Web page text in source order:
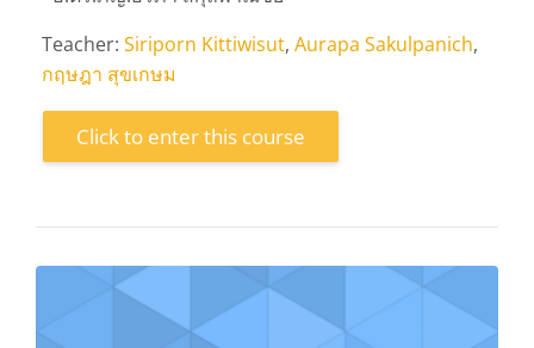
Teacher: Siriporn Kittiwisut, Aurapa Sakulpanich,
กฤษฎา สุขเกษม
Click to enter this course